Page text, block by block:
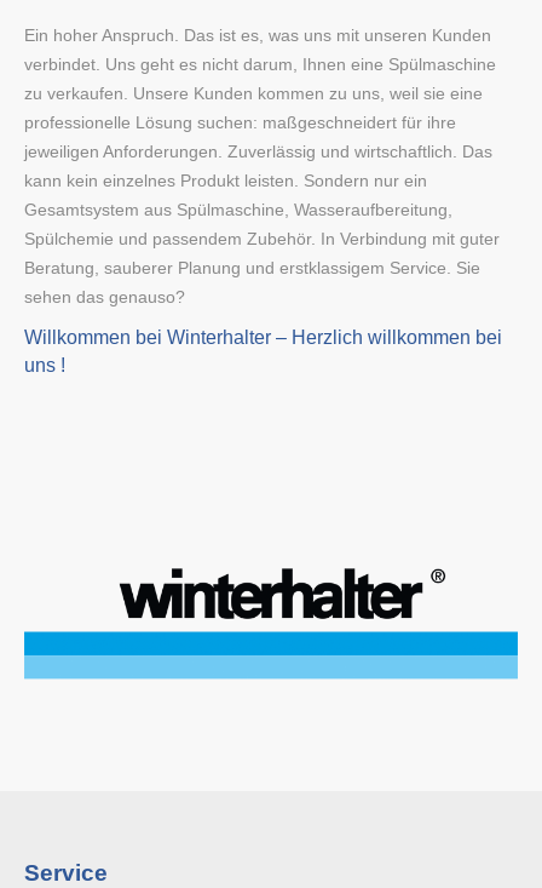
Ein hoher Anspruch. Das ist es, was uns mit unseren Kunden
verbindet. Uns geht es nicht darum, Ihnen eine Spülmaschine
zu verkaufen. Unsere Kunden kommen zu uns, weil sie eine
professionelle Lösung suchen: maßgeschneidert für ihre
jeweiligen Anforderungen. Zuverlässig und wirtschaftlich. Das
kann kein einzelnes Produkt leisten. Sondern nur ein
Gesamtsystem aus Spülmaschine, Wasseraufbereitung,
Spülchemie und passendem Zubehör. In Verbindung mit guter
Beratung, sauberer Planung und erstklassigem Service. Sie
sehen das genauso?
Willkommen bei Winterhalter – Herzlich willkommen bei
uns !
Service